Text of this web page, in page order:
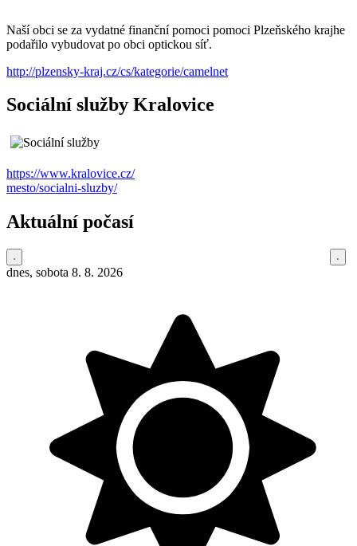
Naší obci se za vydatné finanční pomoci pomoci Plzeňského krajhe
podařilo vybudovat po obci optickou síť.
http://plzensky-kraj.cz/cs/kategorie/camelnet
Sociální služby Kralovice
https://www.kralovice.cz/
mesto/socialni-sluzby/
Aktuální počasí
dnes, sobota 8. 8. 2026